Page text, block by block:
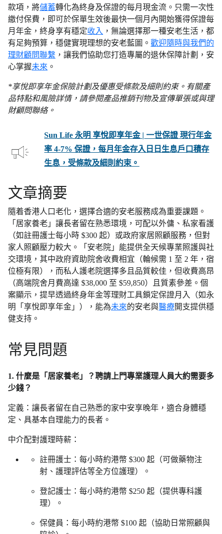
款項，將儲蓄轉化為終身及保證的每月現金流。只需一次性
繳付保費，即可於保單生效後最快一個月內開始獲得保證每
月年金，終身享有穩定收入 ，無論選擇那一種安老生活，都
有足夠預算，穩健實現理想的安老藍圖。 歡迎隨時與我們的
理財顧問聯繫 ，讓我們協助您打造專屬的退休保障計劃，安
心掌握未來 。
*享悅即享年金保險計劃及優惠受條款及細則約束。有關產
品特點和風險詳情，請參閱產品推銷刊物及宣傳單張或與理
財顧問聯絡。
Sun Life 永明 享悅即享年金 | 一世保證 現行年金
率 4-7% 保證，每月年金存入日日生息戶口積存
生息，受條款及細則約束。
文章摘要
隨着香港人口老化，選擇合適的安老服務成為重要課題。
「居家養老」讓長者留在熟悉環境，可配以外傭、私家看護
（如註冊護士每小時 $300 起）或政府家居照顧服務，但對
家人照顧壓力較大。「安老院」能提供全天候專業照護與社
交環境，其中政府資助院舍收費相宜（輪候需 1 至 2 年，宿
位極有限），而私人護老院選擇多且品質較佳，但收費高昂
（高端院舍月費高達 $38,000 至 $59,850）且質素參差。個
案顯示，提早透過終身年金等理財工具鎖定保證月入（如永
明「享悅即享年金」），能為未來的安老與醫療開支提供穩
健支持。
常見問題
1. 什麼是「居家養老」？聘請上門專業護理人員大約需要多
少錢？
定義：讓長者留在自己熟悉的家中安享晚年，適合身體穩
定、具基本自理能力的長者。
中介配對護理時薪：
註冊護士：每小時約港幣 $300 起（可做藥物注
射、護理評估等全方位護理）。
登記護士：每小時約港幣 $250 起（提供專科護
理）。
保健員：每小時約港幣 $100 起（協助日常照顧與